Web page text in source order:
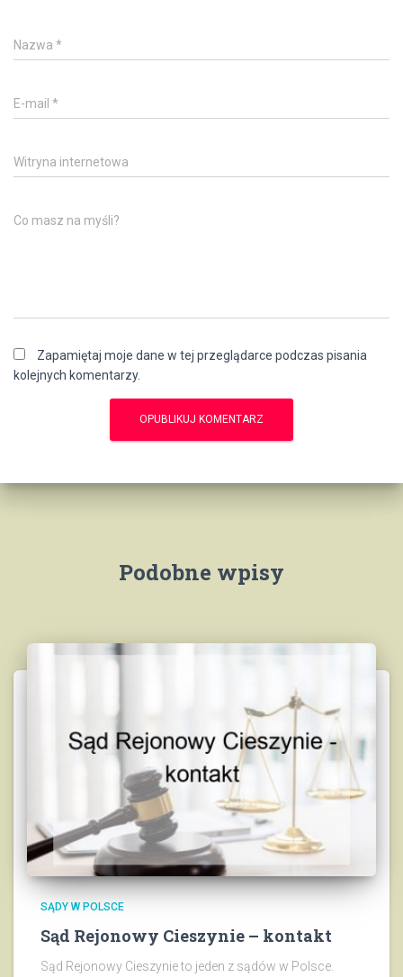
Nazwa *
E-mail *
Witryna internetowa
Co masz na myśli?
Zapamiętaj moje dane w tej przeglądarce podczas pisania
kolejnych komentarzy.
Podobne wpisy
SĄDY W POLSCE
Sąd Rejonowy Cieszynie – kontakt
Sąd Rejonowy Cieszynie to jeden z sądów w Polsce.